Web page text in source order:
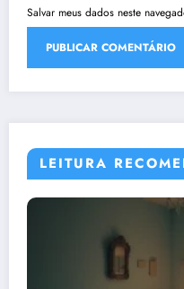
Salvar meus dados neste
LEITURA